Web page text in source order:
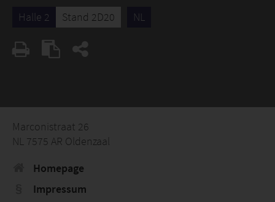
Halle 2 Stand 2D20 NL
Marconistraat 26
NL 7575 AR Oldenzaal
Homepage
Impressum